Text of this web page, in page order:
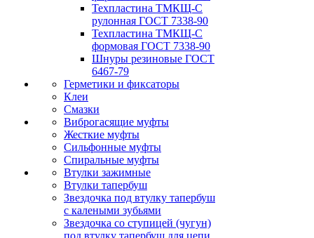
Техпластина ТМКЩ-С
рулонная ГОСТ 7338-90
Техпластина ТМКЩ-С
формовая ГОСТ 7338-90
Шнуры резиновые ГОСТ
6467-79
Герметики и фиксаторы
Клеи
Смазки
Виброгасящие муфты
Жесткие муфты
Сильфонные муфты
Спиральные муфты
Втулки зажимные
Втулки тапербуш
Звездочка под втулку тапербуш
c калеными зубьями
Звездочка со ступицей (чугун)
под втулку тапербуш для цепи